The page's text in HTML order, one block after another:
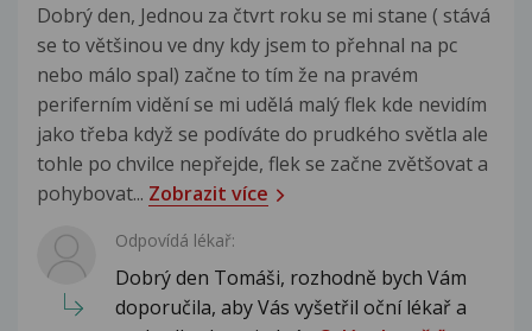
Dobrý den, Jednou za čtvrt roku se mi stane ( stává
se to většinou ve dny kdy jsem to přehnal na pc
nebo málo spal) začne to tím že na pravém
periferním vidění se mi udělá malý flek kde nevidím
jako třeba když se podíváte do prudkého světla ale
tohle po chvilce nepřejde, flek se začne zvětšovat a
pohybovat... Zobrazit více
Odpovídá lékař:
Dobrý den Tomáši, rozhodně bych Vám
doporučila, aby Vás vyšetřil oční lékař a